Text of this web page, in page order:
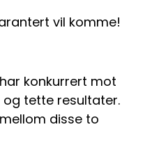
vil komme!
konkurrert mot
og tette resultater.
disse to